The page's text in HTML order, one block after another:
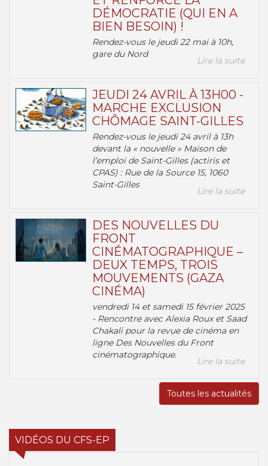
DÉMOCRATIE (QUI EN A
BIEN BESOIN) !
Rendez-vous le jeudi 22 mai à 10h,
gare du Nord
Lire la suite
JEUDI 24 AVRIL À 13H00 -
MARCHE EXCLUSION
CHÔMAGE SAINT-GILLES
Rendez-vous le jeudi 24 avril à 13h
devant la « nouvelle » Maison de
l’emploi de Saint-Gilles (actiris et
CPAS) : Rue de la Source 15, 1060
Saint-Gilles
Lire la suite
DES NOUVELLES DU
FRONT
CINÉMATOGRAPHIQUE –
DEUX TEMPS, TROIS
MOUVEMENTS (GAZA
CINÉMA)
vendredi 14 et samedi 15 février 2025
- Rencontre avec Alexia Roux et Saad
Chakali pour la revue de cinéma en
ligne Des Nouvelles du Front
cinématographique.
Lire la suite
Toutes les actualités
VIDÉOS DU CFS-EP